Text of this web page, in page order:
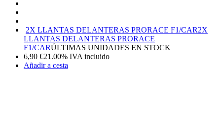
2X LLANTAS DELANTERAS PRORACE F1/CAR2X
LLANTAS DELANTERAS PRORACE
F1/CARÚLTIMAS UNIDADES EN STOCK
6,90 €21.00% IVA incluido
Añadir a cesta